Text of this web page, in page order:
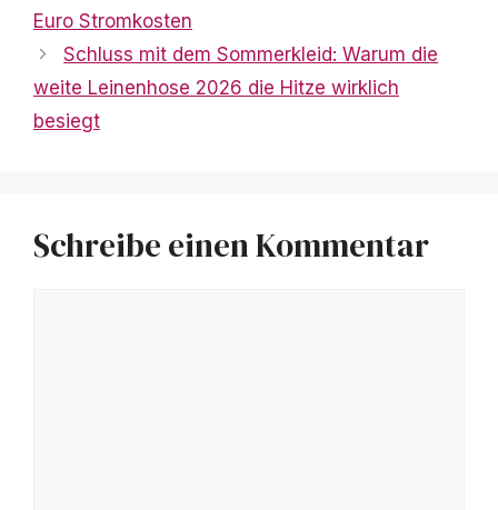
Euro Stromkosten
Schluss mit dem Sommerkleid: Warum die
weite Leinenhose 2026 die Hitze wirklich
besiegt
Schreibe einen Kommentar